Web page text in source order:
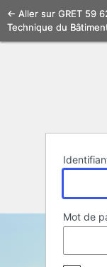
Se
connecter
Mot de
← Aller sur GRET 59
Technique du